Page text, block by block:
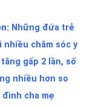
Những đứa trẻ
chăm sóc y
gấp 2 lần, số
nhiều hơn so
cha mẹ